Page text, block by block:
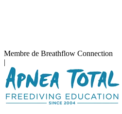
Membre de Breathflow Connection
|